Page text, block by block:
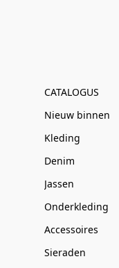
CATALOGUS
Nieuw binnen
Kleding
Denim
Jassen
Onderkleding
Accessoires
Sieraden